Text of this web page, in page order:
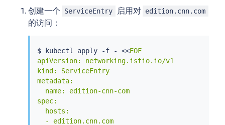
创建一个 ServiceEntry 启用对 edition.cnn.com
的访问：
$ kubectl apply -f - <<EOF
apiVersion: networking.istio.io/v1
kind: ServiceEntry
metadata:
  name: edition-cnn-com
spec:
  hosts:
  - edition.cnn.com